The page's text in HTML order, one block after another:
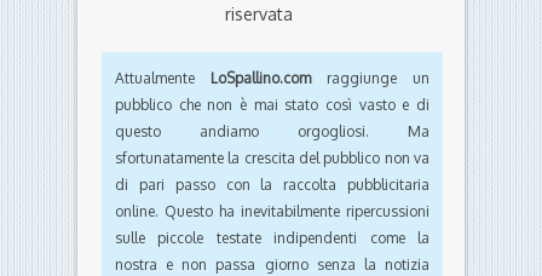
riservata
Attualmente LoSpallino.comraggiunge un
pubblico che non è mai stato così vasto e di
questo andiamo orgogliosi. Ma
sfortunatamente la crescita del pubblico non va
di pari passo con la raccolta pubblicitaria
online. Questo ha inevitabilmente ripercussioni
sulle piccole testate indipendenti come la
nostra e non passa giorno senza la notizia